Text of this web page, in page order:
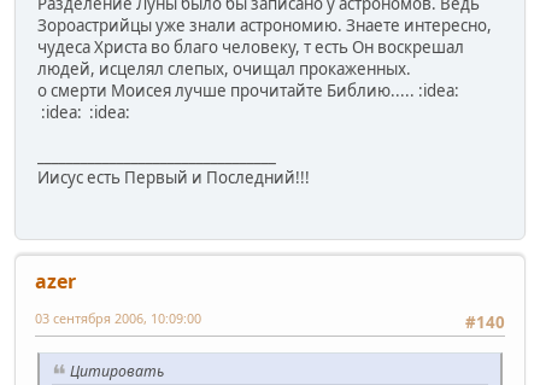
Зороастрийцы уже знали астрономию. Знаете интересно,
чудеса Христа во благо человеку, т есть Он воскрешал
людей, исцелял слепых, очищал прокаженных.
о смерти Моисея лучше прочитайте Библию..... :idea:
:idea: :idea:
Иисус есть Первый и Последний!!!
azer
#140
03 сентября 2006, 10:09:00
Цитировать